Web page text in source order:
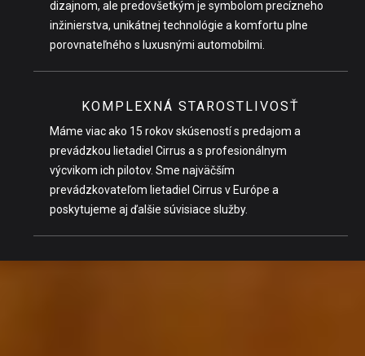
dizajnom, ale predovšetkým je symbolom precízneho
inžinierstva, unikátnej technológie a komfortu plne
porovnateľného s luxusnými automobilmi.
KOMPLEXNÁ STAROSTLIVOSŤ
Máme viac ako 15 rokov skúseností s predajom a
prevádzkou lietadiel Cirrus a s profesionálnym
výcvikom ich pilotov. Sme najväčším
prevádzkovateľom lietadiel Cirrus v Európe a
poskytujeme aj ďalšie súvisiace služby.